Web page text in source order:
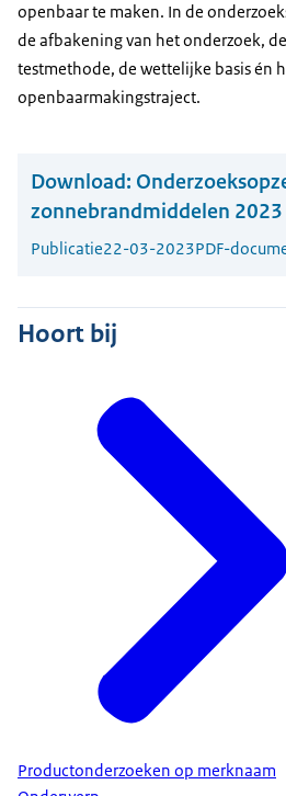
openbaar te maken. In de
de afbakening van het onderzoek,
testmethode, de wettelijke basis én
openbaarmakingstraject.
Download:
zonnebrandmiddelen 2023
Publicatie22-03-2023PDF-
Hoort bij
Productonderzoeken op merknaam